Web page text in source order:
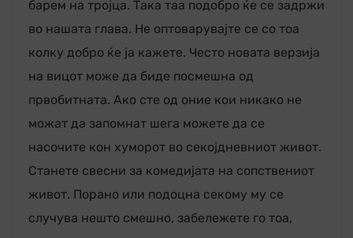
барем на тројца. Така таа подобро ќе се задржи
во нашата глава. Не оптоварувајте се со тоа
колку добро ќе ја кажете. Често новата верзија
на вицот може да биде посмешна од
првобитната. Ако сте од оние кои никако не
можат да запомнат шега можете да се
насочите кон хуморот во секојдневниот живот.
Станете свесни за комедијата на сопствениот
живот. Порано или подоцна секому му се
случува нешто смешно, забележете го тоа,